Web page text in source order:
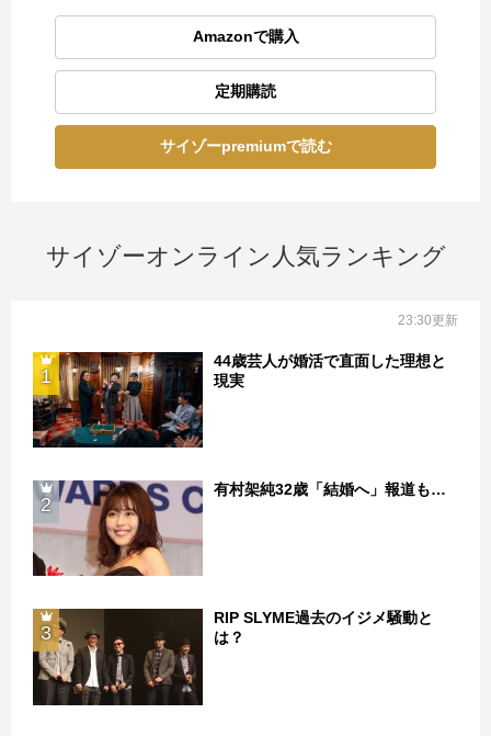
Amazonで購入
定期購読
サイゾーpremiumで読む
サイゾーオンライン人気ランキング
23:30更新
1
44歳芸人が婚活で直面した理想と
現実
2
有村架純32歳「結婚へ」報道も…
3
RIP SLYME過去のイジメ騒動と
は？